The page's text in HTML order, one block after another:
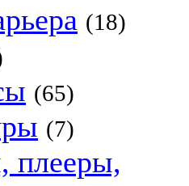
(18)
(65)
(7)
плееры,